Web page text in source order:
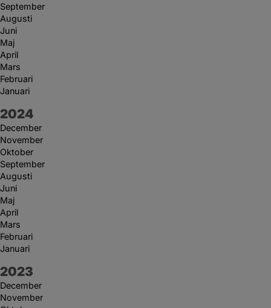
September
Augusti
Juni
Maj
April
Mars
Februari
Januari
År:
2024
December
November
Oktober
September
Augusti
Juni
Maj
April
Mars
Februari
Januari
År:
2023
December
November